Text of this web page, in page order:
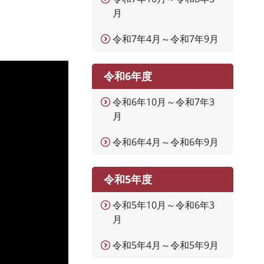
月
令和7年4月～令和7年9月
令和6年度
令和6年10月～令和7年3
月
令和6年4月～令和6年9月
令和5年度
令和5年10月～令和6年3
月
令和5年4月～令和5年9月